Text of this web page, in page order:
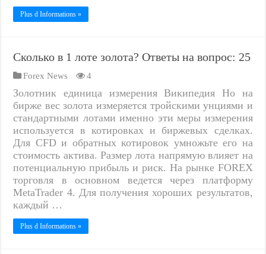
Plus d Informations »
Сколько в 1 лоте золота? Ответы на вопрос: 25
Forex News 4
Золотник единица измерения Википедия Но на
бирже вес золота измеряется тройскими унциями и
стандартными лотами именно эти меры измерения
используется в котировках и биржевых сделках.
Для CFD и обратных котировок умножьте его на
стоимость актива. Размер лота напрямую влияет на
потенциальную прибыль и риск. На рынке FOREX
торговля в основном ведется через платформу
MetaTrader 4. Для получения хороших результатов,
каждый …
Plus d Informations »